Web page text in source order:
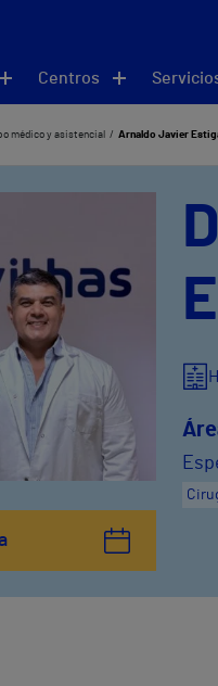
Centros
médico y asistencial Arnaldo Javier